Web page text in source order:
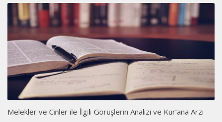
Melekler ve Cinler ile İlgili Görüşlerin Analizi ve Kur’ana Arzı